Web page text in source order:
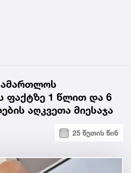
ფაქტზე 1 წლით და 6
აღკვეთა მიესაჯა
25 წუთის წინ